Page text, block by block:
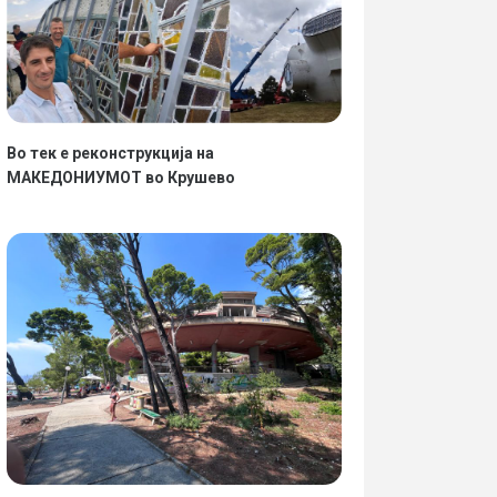
Во тек е реконструкција на
МАКЕДОНИУМОТ во Крушево